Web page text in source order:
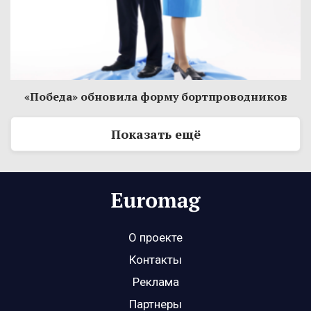
«Победа» обновила форму бортпроводников
Показать ещё
О проекте
Контакты
Реклама
Партнеры